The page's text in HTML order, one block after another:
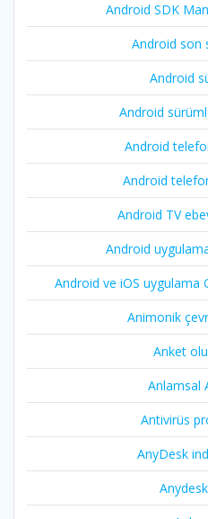
Android SDK
Android son
Android
Android
Android
Android
Android TV
Android
Android ve iOS uygulama
Animonik
Anket
Anlamsal
Antivirüs
AnyDesk